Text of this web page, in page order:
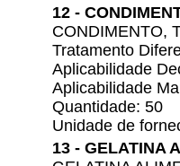
12 -
CONDIMENTO,
Tratamento
Aplicabilidade
Aplicabilidade
Quantidade: 50
Unidade de
13 - GELATINA